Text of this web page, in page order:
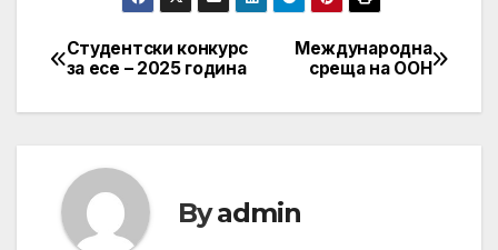
Post
navigation
Международна
среща на ООН
Студентски конкурс
за есе – 2025 година
Byadmin